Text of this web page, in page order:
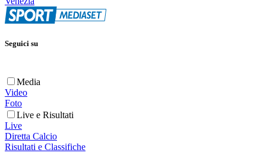
Seguici su
Media
Video
Foto
Live e Risultati
Live
Diretta Calcio
Risultati e Classifiche